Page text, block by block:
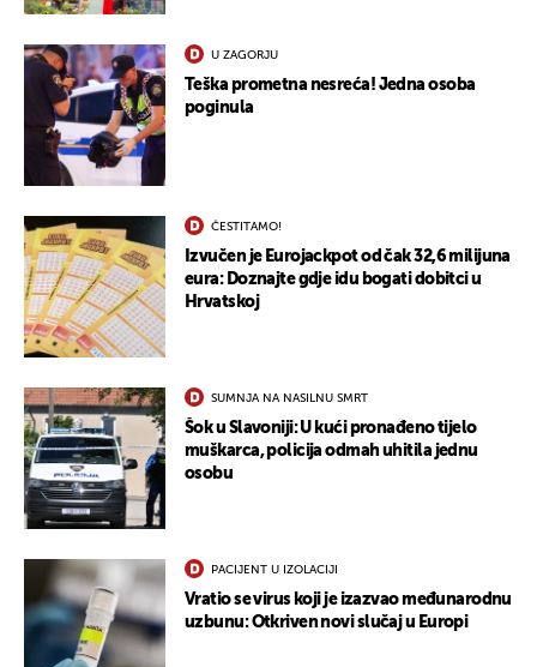
U ZAGORJU
Teška prometna nesreća! Jedna osoba
poginula
ČESTITAMO!
Izvučen je Eurojackpot od čak 32,6 milijuna
eura: Doznajte gdje idu bogati dobitci u
Hrvatskoj
SUMNJA NA NASILNU SMRT
Šok u Slavoniji: U kući pronađeno tijelo
muškarca, policija odmah uhitila jednu
osobu
PACIJENT U IZOLACIJI
Vratio se virus koji je izazvao međunarodnu
uzbunu: Otkriven novi slučaj u Europi
UKLJUČITE NOTIFIKACIJE